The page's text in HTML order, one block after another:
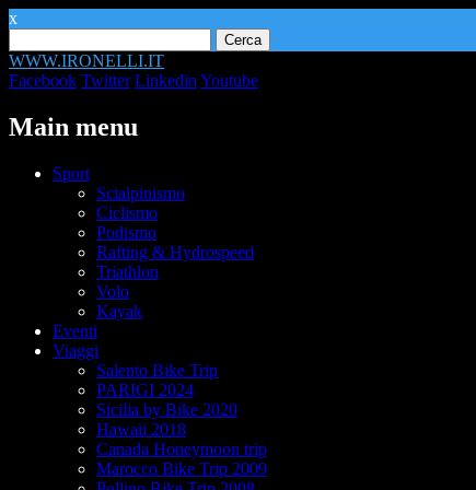
x
per:
WWW.IRONELLI.IT
Facebook Twitter Linkedin Youtube
Main menu
Skip
Sport
Scialpinismo
Ciclismo
Podismo
Rafting & Hydrospeed
Triathlon
Volo
Kayak
Eventi
Viaggi
Salento Bike Trip
PARIGI 2024
Sicilia by Bike 2020
Hawaii 2018
Canada Honeymoon trip
Marocco Bike Trip 2009